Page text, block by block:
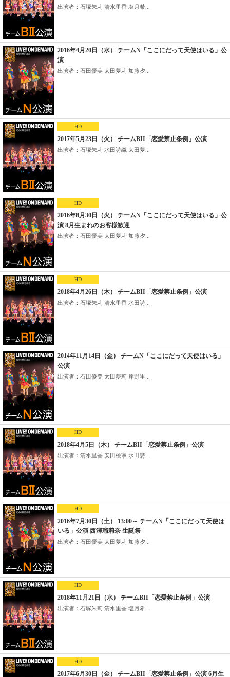
出演者：石塚朱莉 清水里香 塩月希...
2016年4月20日（水） チームN「ここにだって天使はいる」公
演
出演者：石田優美 太田夢莉 加藤夕...
HD
2017年5月23日（火） チームBII「恋愛禁止条例」公演
出演者：石塚朱莉 水田詩織 太田夢...
HD
2016年8月30日（火） チームN「ここにだって天使はいる」公
演 8月生まれのお客様歓迎
出演者：石田優美 太田夢莉 加藤夕...
HD
2018年4月26日（木） チームBII「恋愛禁止条例」公演
出演者：石塚朱莉 清水里香 水田詩...
2014年11月14日（金） チームN「ここにだって天使はいる」
公演
出演者：石田優美 太田夢莉 岸野里...
HD
2018年4月5日（木） チームBII「恋愛禁止条例」公演
出演者：清水里香 安田桃寧 水田詩...
HD
2016年7月30日（土） 13:00～ チームN「ここにだって天使は
いる」公演 西澤瑠莉奈 生誕祭
出演者：石田優美 太田夢莉 加藤夕...
HD
2018年11月21日（水） チームBII「恋愛禁止条例」公演
出演者：石塚朱莉 清水里香 塩月希...
HD
2017年6月30日（金） チームBII「恋愛禁止条例」公演 6月生